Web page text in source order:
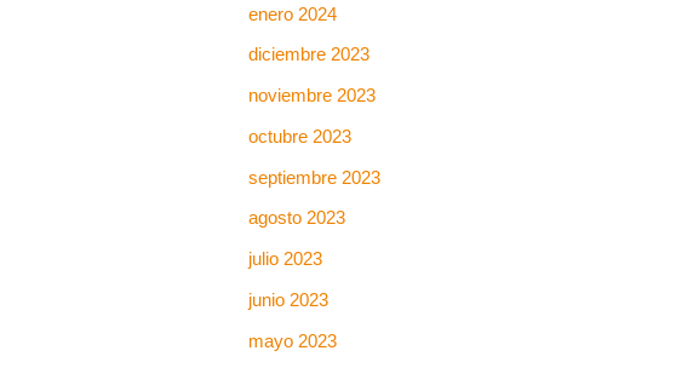
enero 2024
diciembre 2023
noviembre 2023
octubre 2023
septiembre 2023
agosto 2023
julio 2023
junio 2023
mayo 2023